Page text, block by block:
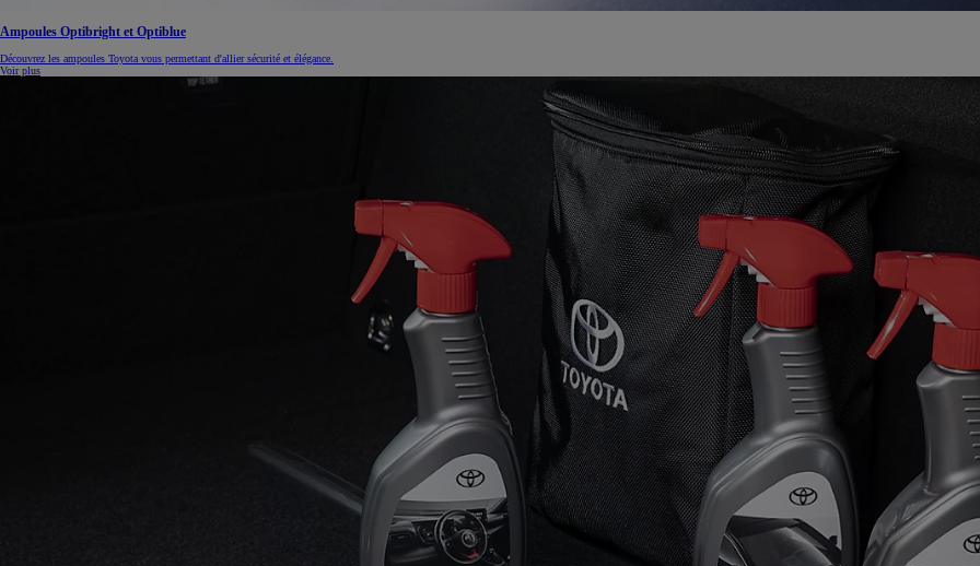
Ampoules Optibright et Optiblue
Découvrez les ampoules Toyota vous permettant d'allier sécurité et élégance.
Voir plus